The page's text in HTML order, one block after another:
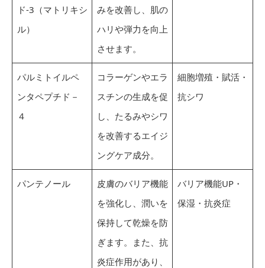
ド-3（マトリキシ
ル）
みを改善し、肌の
ハリや弾力を向上
させます。
パルミトイルペ
ンタペプチド－
４
コラーゲンやエラ
スチンの生成を促
し、たるみやシワ
を改善するエイジ
ングケア成分。
細胞増殖・賦活・
抗シワ
パンテノール
皮膚のバリア機能
を強化し、潤いを
保持して乾燥を防
ぎます。また、抗
炎症作用があり、
バリア機能UP・
保湿・抗炎症